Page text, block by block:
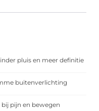
pluis en meer definitie
buitenverlichting
pijn en bewegen